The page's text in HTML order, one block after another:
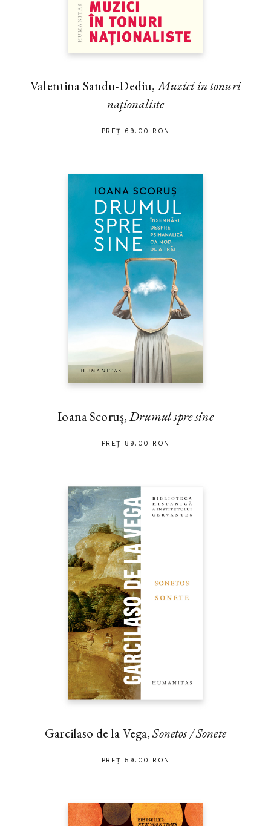
Valentina Sandu-Dediu,Muzici în tonuri
naţionaliste
PREȚ 69.00 RON
Ioana Scoruș,Drumul spre sine
PREȚ 89.00 RON
Garcilaso de la Vega,Sonetos / Sonete
PREȚ 59.00 RON